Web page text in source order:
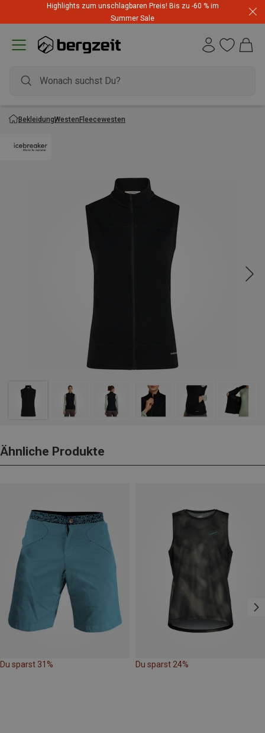
Highlights zum unschlagbaren Preis! Bis zu -60 % im
Summer Sale
BekleidungWestenFleecewesten
Ähnliche Produkte
Du sparst 31% Du sparst 24%